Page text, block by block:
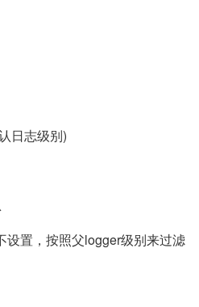
日志级别)
设置，按照父logger级别来过滤